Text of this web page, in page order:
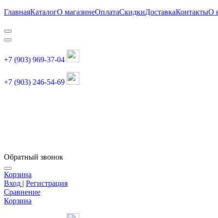
ГлавнаяКаталогО магазинеОплатаСкидкиДоставкаКонтактыО
+7 (903) 969-37-04
+7 (903) 246-54-69
Обратный звонок
Корзина
Вход | Регистрация
Сравнение
Корзина